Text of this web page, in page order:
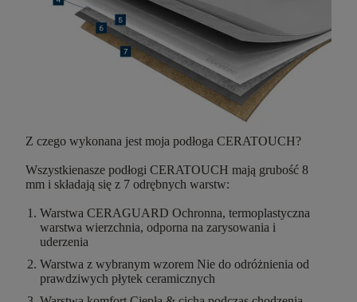
Z czego wykonana jest moja podłoga CERATOUCH?
Wszystkienasze podłogi CERATOUCH mają grubość 8
mm i składają się z 7 odrębnych warstw:
Warstwa CERAGUARD Ochronna, termoplastyczna
warstwa wierzchnia, odporna na zarysowania i
uderzenia
Warstwa z wybranym wzorem Nie do odróżnienia od
prawdziwych płytek ceramicznych